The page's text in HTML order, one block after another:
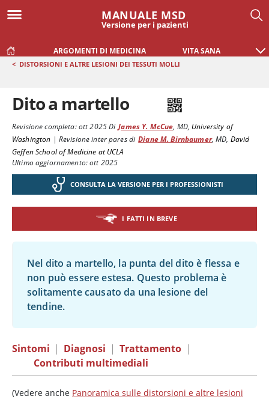
MANUALE MSD
Versione per i pazienti
ARGOMENTI DI MEDICINA VITA SANA
< DISTORSIONI E ALTRE LESIONI DEI TESSUTI MOLLI
Dito a martello
Revisione completa:ott 2025Di James Y. McCue, MD, University of
Washington | Revisione inter pares di Diane M. Birnbaumer,MD, David
Geffen School of Medicine at UCLA
Ultimo aggiornamento: ott 2025
CONSULTA LA VERSIONE PER I PROFESSIONISTI
I FATTI IN BREVE
Nel dito a martello, la punta del dito è flessa e
non può essere estesa. Questo problema è
solitamente causato da una lesione del
tendine.
Sintomi | Diagnosi | Trattamento |
Contributi multimediali
(Vedere anche Panoramica sulle distorsioni e altre lesioni